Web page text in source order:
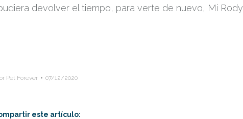
devolver el tiempo, para verte de nuevo, Mi Rody
Pet Forever 07/12/2020
este artículo: